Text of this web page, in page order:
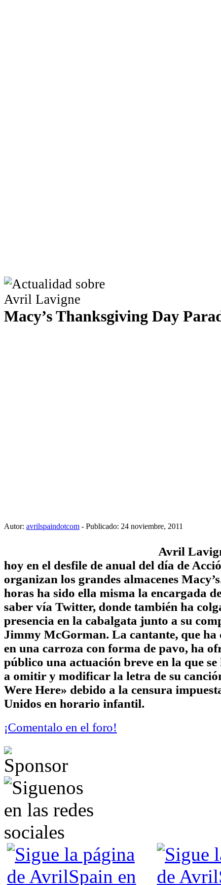
Macy’s Thanksgiving Day
Autor: avrilspaindotcom - Publicado: 24 noviembre, 2011
Avril
hoy en el desfile de anual del día de
organizan los grandes almacenes
horas ha sido ella misma la encargada
saber vía Twitter, donde también ha
presencia en la cabalgata junto a su
Jimmy McGorman. La cantante, que ha
en una carroza con forma de pavo, ha
público una actuación breve en la que
a omitir y modificar la letra de su
Were Here» debido a la censura
Unidos en horario infantil.
¡Comentalo en el foro!